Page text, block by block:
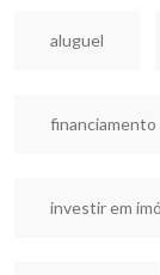
aluguel
financiamento
investir em